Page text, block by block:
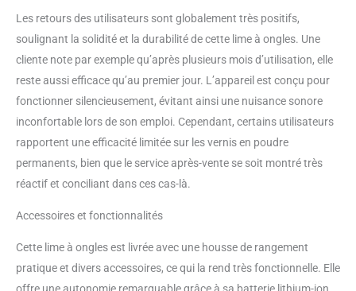
minutes maximum par
application. Vitesse et sens de
rotation réglables : 3 vitesses en
appuyant sur les boutons « + »
plage de vitesse est 20 %
supérieure à celle des autres
forets à ongles. 2 options de
direction, en appuyant deux fois
vous pouvez changer le sens de
rotation - avant ou arrière, ce qui
les droitiers. Vous pouvez
selon vos besoins, sûrs et
Les retours des utilisateurs sont globalement très positifs,
soulignant la solidité et la durabilité de cette lime à ongles. Une
cliente note par exemple qu’après plusieurs mois d’utilisation, elle
reste aussi efficace qu’au premier jour. L’appareil est conçu pour
fonctionner silencieusement, évitant ainsi une nuisance sonore
inconfortable lors de son emploi. Cependant, certains utilisateurs
rapportent une efficacité limitée sur les vernis en poudre
permanents, bien que le service après-vente se soit montré très
réactif et conciliant dans ces cas-là.
Accessoires et fonctionnalités
Cette lime à ongles est livrée avec une housse de rangement
pratique et divers accessoires, ce qui la rend très fonctionnelle. Elle